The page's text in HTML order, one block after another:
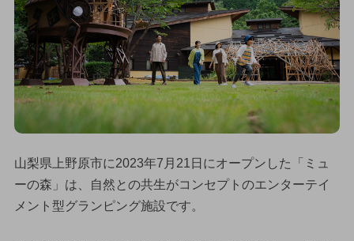
山梨県上野原市に2023年7月21日にオープンした「ミュ
ーの森」は、自然との共生がコンセプトのエンターテイ
メント型グランピング施設です。